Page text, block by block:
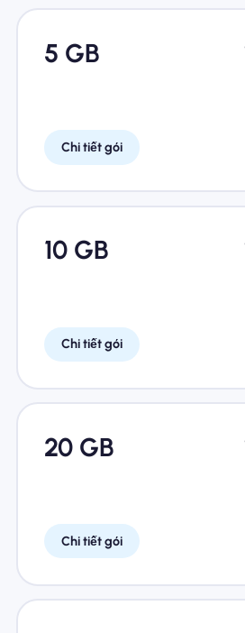
5 GB
Chi tiết gói
10 GB
Chi tiết gói
20 GB
Chi tiết gói